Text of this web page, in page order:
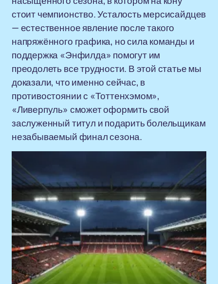
стоит чемпионство. Усталость мерсисайдцев
— естественное явление после такого
напряжённого графика, но сила команды и
поддержка «Энфилда» помогут им
преодолеть все трудности. В этой статье мы
доказали, что именно сейчас, в
противостоянии с «Тоттенхэмом»,
«Ливерпуль» сможет оформить свой
заслуженный титул и подарить болельщикам
незабываемый финал сезона.